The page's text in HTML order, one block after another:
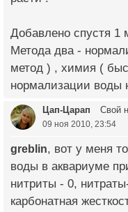
Добавлено спустя 1
Метода два -
метод ) , химия (
нормализации воды
Цап-Царап Свой
09 ноя 2010, 23:54
greblin, вот у меня
воды в аквариуме
нитриты - 0,
карбонатная